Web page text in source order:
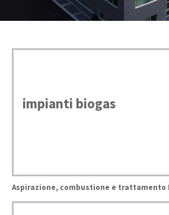
impianti biogas
Aspirazione, combustione e trattamento